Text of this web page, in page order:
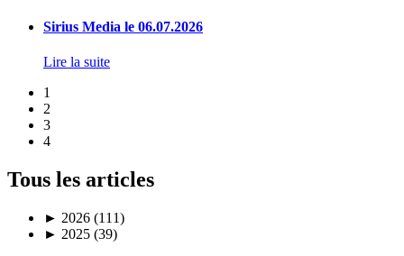
Sirius Media le 06.07.2026
Lire la suite
1
2
3
4
Tous les articles
► 2026 (111)
► 2025 (39)